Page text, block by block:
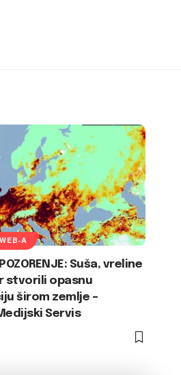
A
Suša, vreline
stvorili opasnu
širom zemlje –
Servis